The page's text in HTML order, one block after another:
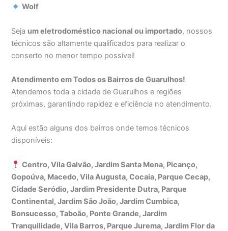
Wolf
Seja um eletrodoméstico nacional ou importado, nossos
técnicos são altamente qualificados para realizar o
conserto no menor tempo possível!
Atendimento em Todos os Bairros de Guarulhos!
Atendemos toda a cidade de Guarulhos e regiões
próximas, garantindo rapidez e eficiência no atendimento.
Aqui estão alguns dos bairros onde temos técnicos
disponíveis:
Centro, Vila Galvão, Jardim Santa Mena, Picanço,
Gopoúva, Macedo, Vila Augusta, Cocaia, Parque Cecap,
Cidade Seródio, Jardim Presidente Dutra, Parque
Continental, Jardim São João, Jardim Cumbica,
Bonsucesso, Taboão, Ponte Grande, Jardim
Tranquilidade, Vila Barros, Parque Jurema, Jardim Flor da